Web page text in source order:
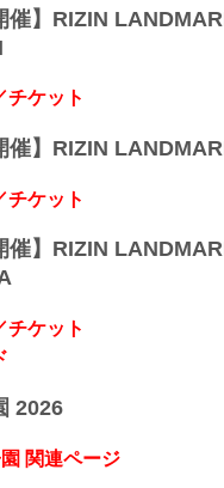
催】RIZIN
ケット
催】RIZIN
ケット
催】RIZIN
ケット
2026
関連ページ